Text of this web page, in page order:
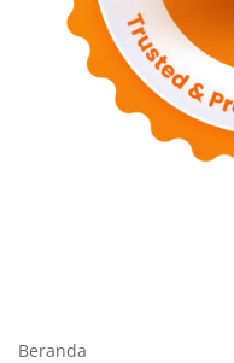
Beranda